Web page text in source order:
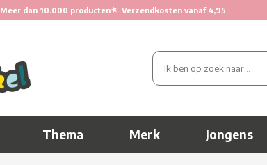
Meer dan 10.000 producten★ Verzendkosten vanaf 4,95
Thema Merk Jongens